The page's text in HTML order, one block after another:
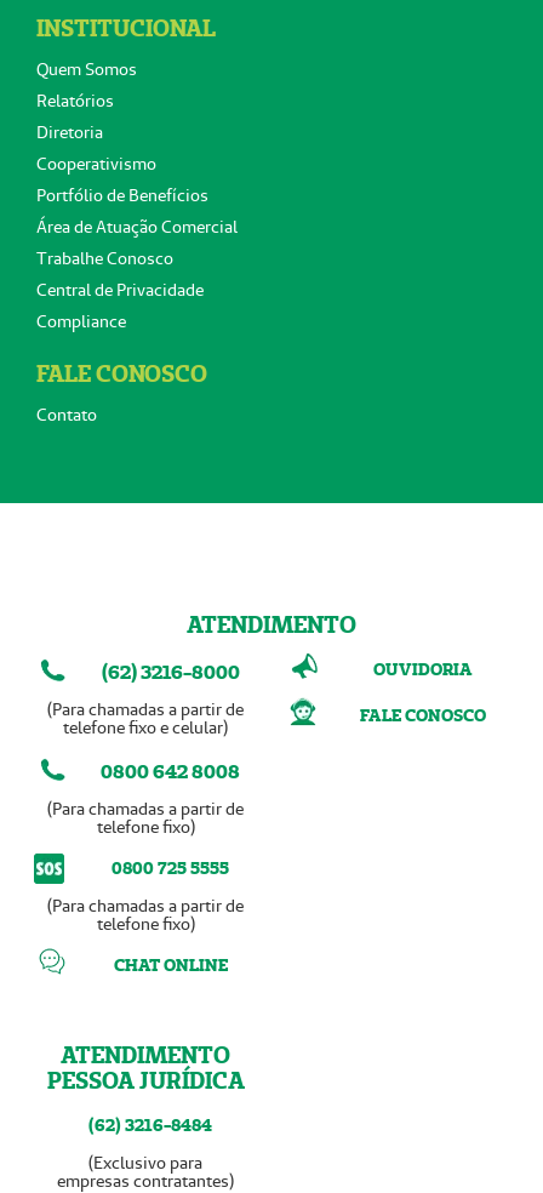
INSTITUCIONAL
Quem Somos
Relatórios
Diretoria
Cooperativismo
Portfólio de Benefícios
Área de Atuação Comercial
Trabalhe Conosco
Central de Privacidade
Compliance
FALE CONOSCO
Contato
ATENDIMENTO
(62) 3216-8000
(Para chamadas a partir de
telefone fixo e celular)
0800 642 8008
(Para chamadas a partir de
telefone fixo)
0800 725 5555
(Para chamadas a partir de
telefone fixo)
CHAT ONLINE
ATENDIMENTO
PESSOA JURÍDICA
(62) 3216-8484
(Exclusivo para
empresas contratantes)
OUVIDORIA
FALE CONOSCO